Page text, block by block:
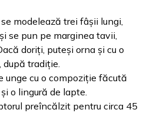
modelează trei fâșii lungi,
se pun pe marginea tavii,
doriți, puteși orna și cu o
după tradiție.
unge cu o compoziție făcută
o lingură de lapte.
preîncălzit pentru circa 45